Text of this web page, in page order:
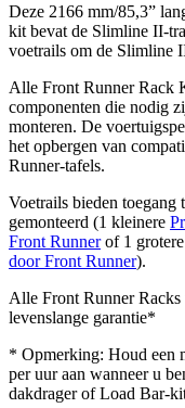
Deze 2166 mm/85,3”
kit bevat de Slimline II-
voetrails om de Slimline
Alle Front Runner Rack
componenten die nodig
monteren. De
het opbergen van
Runner-tafels.
Voetrails bieden toegang
gemonteerd (1 kleinere
Front Runnerof 1 grotere
door Front Runner).
Alle Front Runner Racks
levenslange garantie*
* Opmerking: Houd een
per uur aan wanneer u
dakdrager of Load Bar-